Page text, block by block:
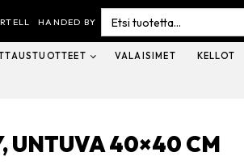
HANDED BY
Search
for:
VALAISIMET KELLOT
UNTUVA 40×40 CM